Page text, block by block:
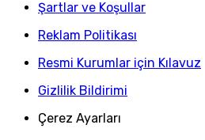
Şartlar ve Koşullar
Reklam Politikası
Resmi Kurumlar için Kılavuz
Gizlilik Bildirimi
Çerez Ayarları